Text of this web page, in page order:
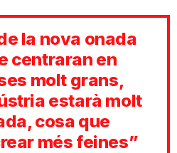
la nova onada
centraran en
molt grans,
estarà molt
cosa que
més feines”